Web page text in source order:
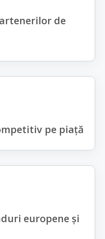
de
pe piață
europene și